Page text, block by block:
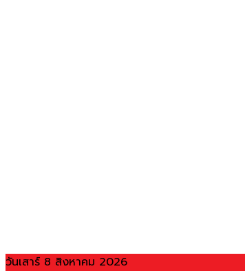
วันเสาร์ 8 สิงหาคม 2026